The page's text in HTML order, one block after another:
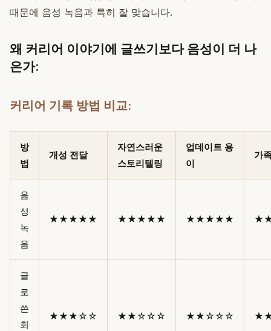
때문에 음성 녹음과 특히 잘 맞습니다.
왜 커리어 이야기에 글쓰기보다 음성이 더 나
은가:
커리어 기록 방법 비교:
방
법
개성 전달
자연스러운
스토리텔링
업데이트 용
이
가
음
성
녹
음
★★★★★ ★★★★★ ★★★★★
글
로
쓴
회
★★★☆☆ ★★☆☆☆ ★★☆☆☆